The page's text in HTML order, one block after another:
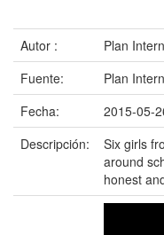
Autor :
Plan
Fuente:
Plan
Fecha:
2015-05-
Descripción:
Six girls
around
honest